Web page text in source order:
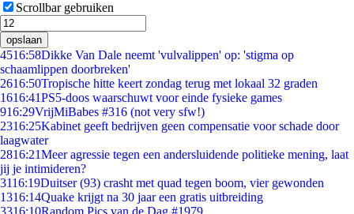
Scrollbar gebruiken
opslaan
4516:58Dikke Van Dale neemt 'vulvalippen' op: 'stigma op
schaamlippen doorbreken'
2616:50Tropische hitte keert zondag terug met lokaal 32 graden
1616:41PS5-doos waarschuwt voor einde fysieke games
916:29VrijMiBabes #316 (not very sfw!)
2316:25Kabinet geeft bedrijven geen compensatie voor schade door
laagwater
2816:21Meer agressie tegen een andersluidende politieke mening, laat
jij je intimideren?
3116:19Duitser (93) crasht met quad tegen boom, vier gewonden
1316:14Quake krijgt na 30 jaar een gratis uitbreiding
3316:10Random Pics van de Dag #1979